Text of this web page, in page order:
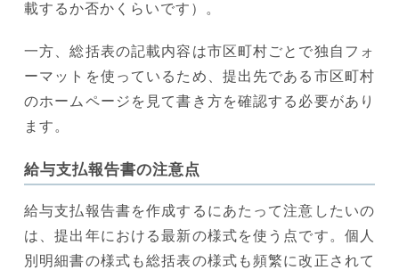
載するか否かくらいです）。
一方、総括表の記載内容は市区町村ごとで独自フォ
ーマットを使っているため、提出先である市区町村
のホームページを見て書き方を確認する必要があり
ます。
給与支払報告書の注意点
給与支払報告書を作成するにあたって注意したいの
は、提出年における最新の様式を使う点です。個人
別明細書の様式も総括表の様式も頻繁に改正されて